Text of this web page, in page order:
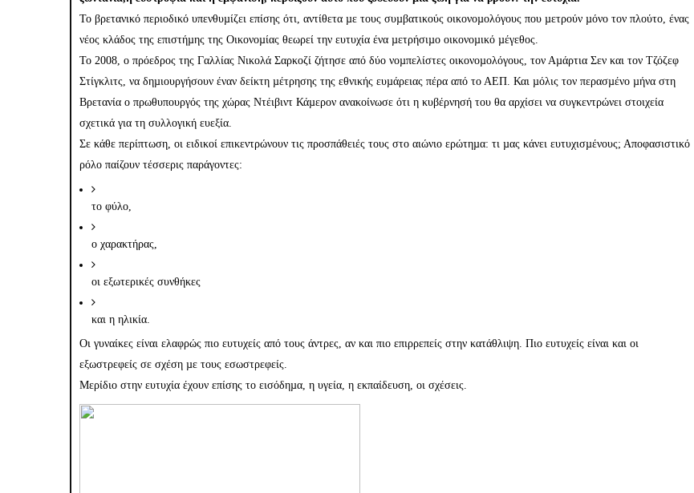
Το βρετανικό περιοδικό υπενθυµίζει επίσης ότι, αντίθετα µε τους συµβατικούς οικονοµολόγους που µετρούν µόνο τον πλούτο, ένας
νέος κλάδος της επιστήµης της Οικονοµίας θεωρεί την ευτυχία ένα µετρήσιµο οικονοµικό µέγεθος.
Το 2008, ο πρόεδρος της Γαλλίας Νικολά Σαρκοζί ζήτησε από δύο νοµπελίστες οικονοµολόγους, τον Αµάρτια Σεν και τον Τζόζεφ
Στίγκλιτς, να δηµιουργήσουν έναν δείκτη µέτρησης της εθνικής ευµάρειας πέρα από το ΑΕΠ. Και µόλις τον περασµένο µήνα στη
Βρετανία ο πρωθυπουργός της χώρας Ντέιβιντ Κάµερον ανακοίνωσε ότι η κυβέρνησή του θα αρχίσει να συγκεντρώνει στοιχεία
σχετικά για τη συλλογική ευεξία.
Σε κάθε περίπτωση, οι ειδικοί επικεντρώνουν τις προσπάθειές τους στο αιώνιο ερώτηµα: τι µας κάνει ευτυχισµένους; Αποφασιστικό
ρόλο παίζουν τέσσερις παράγοντες:
το φύλο,
ο χαρακτήρας,
οι εξωτερικές συνθήκες
και η ηλικία.
Οι γυναίκες είναι ελαφρώς πιο ευτυχείς από τους άντρες, αν και πιο επιρρεπείς στην κατάθλιψη. Πιο ευτυχείς είναι και οι
εξωστρεφείς σε σχέση µε τους εσωστρεφείς.
Μερίδιο στην ευτυχία έχουν επίσης το εισόδηµα, η υγεία, η εκπαίδευση, οι σχέσεις.